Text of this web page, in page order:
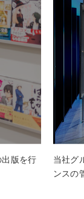
版を行
当社グ
ンスの